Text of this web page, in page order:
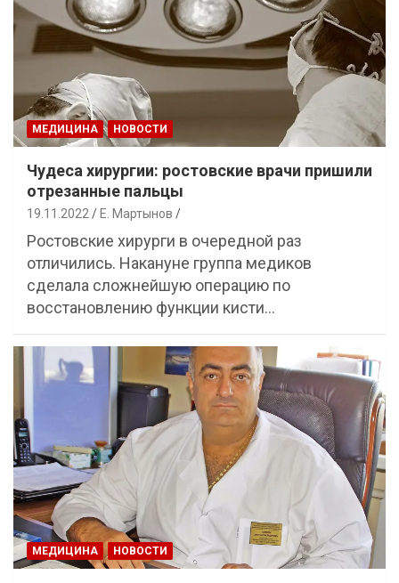
МЕДИЦИНА НОВОСТИ
Чудеса хирургии: ростовские врачи пришили
отрезанные пальцы
19.11.2022 Е. Мартынов
Ростовские хирурги в очередной раз
отличились. Накануне группа медиков
сделала сложнейшую операцию по
восстановлению функции кисти…
МЕДИЦИНА НОВОСТИ